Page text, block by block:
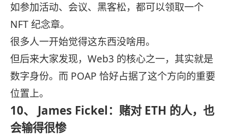
如参加活动、会议、黑客松，都可以领取一个
NFT 纪念章。
很多人一开始觉得这东西没啥用。
但后来大家发现，Web3 的核心之一，其实就是
数字身份。而 POAP 恰好占据了这个方向的重要
位置上。
10、 James Fickel：赌对 ETH 的人，也
会输得很惨